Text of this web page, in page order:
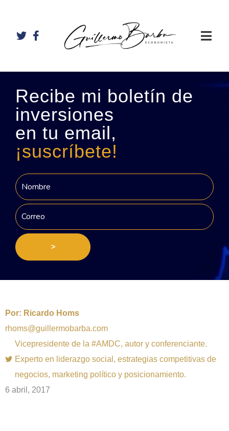
Recibe mi boletín de
inversiones
en tu email,
¡suscríbete!
>
Por: Ricardo Homs
rhoms@guillermobarba.com
Vicepresidente de la #AMDC, autor y conferenciante.
Experto en liderazgo social, estrategias competitivas de
negocios, marketing político y posicionamiento.
6 abril, 2017